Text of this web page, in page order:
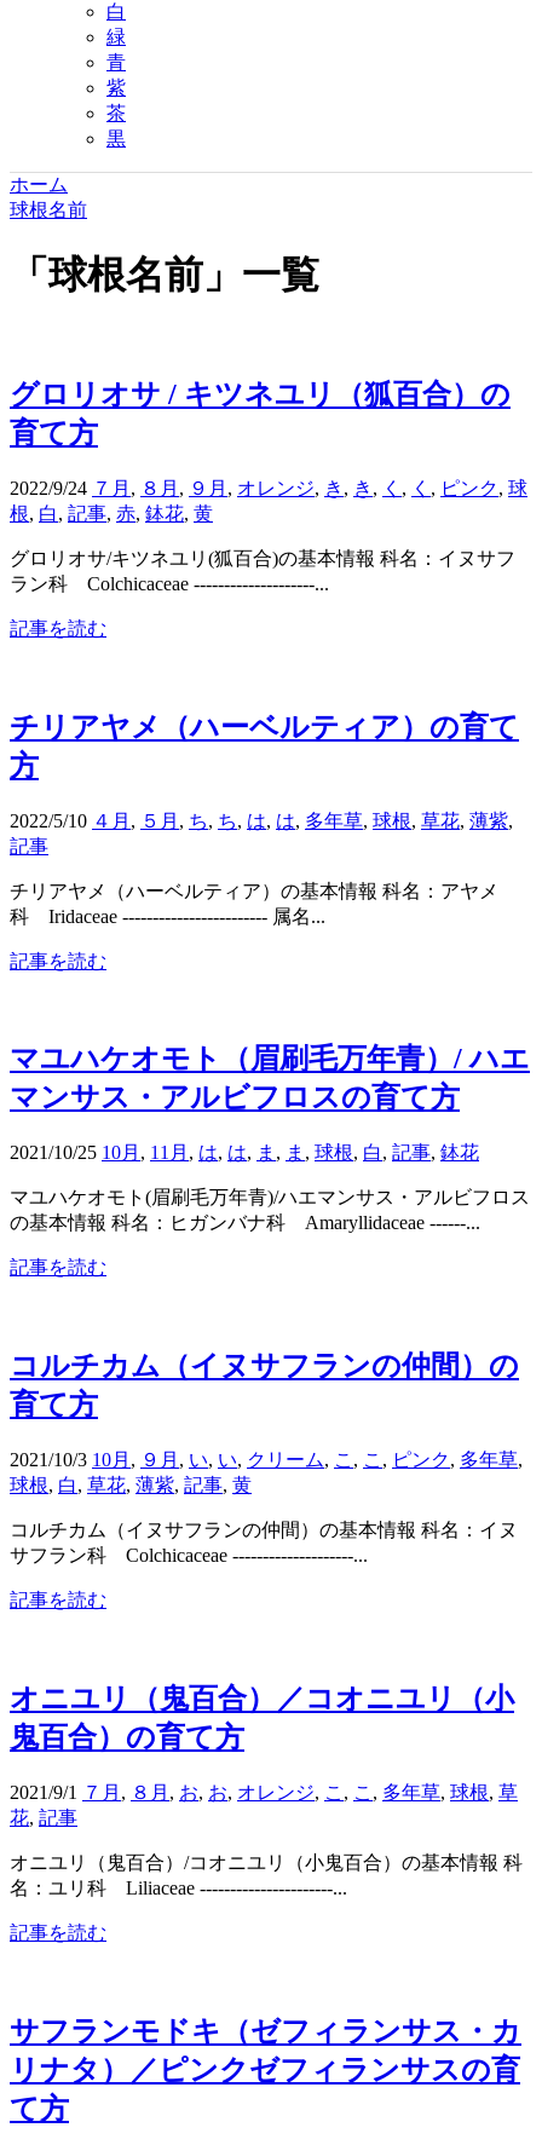
白
緑
青
紫
茶
黒
ホーム
球根名前
「球根名前 」 一覧
グロリオサ / キツネユリ（狐百合）の
育て方
2022/9/24 ７月 , ８月 , ９月 , オレンジ, き , き , く , く , ピンク, 球
根, 白, 記事, 赤, 鉢花, 黄
グロリオサ/キツネユリ(狐百合)の基本情報 科名：イヌサフ
ラン科 Colchicaceae --------------------...
記事を読む
チリアヤメ（ハーベルティア）の育て
方
2022/5/10 ４月 , ５月 , ち, ち, は, は, 多年草, 球根, 草花, 薄紫,
記事
チリアヤメ（ハーベルティア）の基本情報 科名：アヤメ
科 Iridaceae ------------------------ 属名...
記事を読む
マユハケオモト（眉刷毛万年青）/ ハエ
マンサス・アルビフロスの育て方
2021/10/25 10月 , 11月 , は, は, ま , ま , 球根, 白, 記事, 鉢花
マユハケオモト(眉刷毛万年青)/ハエマンサス・アルビフロス
の基本情報 科名：ヒガンバナ科 Amaryllidaceae ------...
記事を読む
コルチカム（イヌサフランの仲間）の
育て方
2021/10/3 10月 , ９月 , い, い, クリーム, こ , こ , ピンク, 多年草,
球根, 白, 草花, 薄紫, 記事, 黄
コルチカム（イヌサフランの仲間）の基本情報 科名：イヌ
サフラン科 Colchicaceae --------------------...
記事を読む
オニユリ（鬼百合）／コオニユリ（小
鬼百合）の育て方
2021/9/1 ７月 , ８月 , お, お, オレンジ, こ , こ , 多年草, 球根, 草
花, 記事
オニユリ（鬼百合）/コオニユリ（小鬼百合）の基本情報 科
名：ユリ科 Liliaceae ----------------------...
記事を読む
サフランモドキ（ゼフィランサス・カ
リナタ）／ピンクゼフィランサスの育
て方